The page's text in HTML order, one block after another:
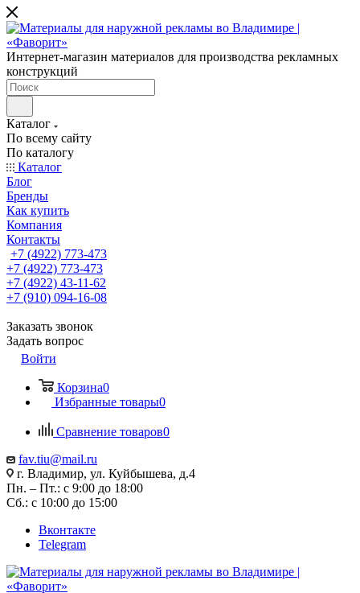
Интернет-магазин материалов для производства рекламных
конструкций
Каталог
По всему сайту
По каталогу
Каталог
Блог
Бренды
Как купить
Компания
Контакты
+7 (4922) 773-473
+7 (4922) 773-473
+7 (4922) 43-11-62
+7 (910) 094-16-08
Заказать звонок
Задать вопрос
Войти
Корзина0
Избранные товары0
Сравнение товаров0
fav.tiu@mail.ru
г. Владимир, ул. Куйбышева, д.4
Пн. – Пт.: с 9:00 до 18:00
Сб.: с 10:00 до 15:00
Вконтакте
Telegram